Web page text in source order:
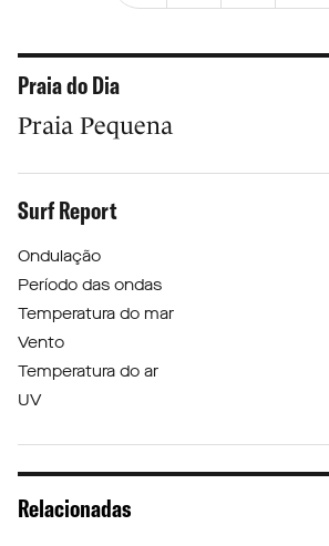
Praia do Dia
Praia Pequena
Surf Report
Ondulação
Período das ondas
Temperatura do mar
Vento
Temperatura do ar
UV
Relacionadas